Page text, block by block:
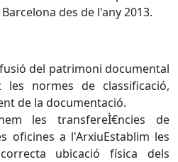
des de l'any 2013.
del patrimoni documental
les normes de classificació,
de la documentació.
les transfereÌ€ncies de
oficines a l'ArxiuEstablim les
ubicació física dels